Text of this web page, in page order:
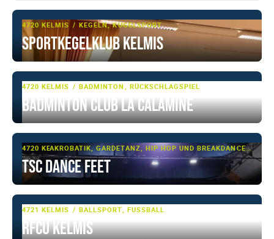
4720 KELMIS KEGELN, KUGELSPORT
Sportkegelklub Kelmis
4720 KELMIS BADMINTON, RÜCKSCHLAGSPIEL
Badminton Club La Calamine
4720 KELMIS AKROBATIK, GARDETANZ, HIP HOP UND BREAKDANCE, JAZZ-DANCE, MODERN CLASSIC, SHOWTANZ, TANZSPORT, TURNEN
TSC Dance Feet
4721 KELMIS BALLSPORT, FUSSBALL
RFCU Kelmis